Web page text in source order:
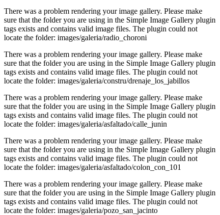
There was a problem rendering your image gallery. Please make
sure that the folder you are using in the Simple Image Gallery plugin
tags exists and contains valid image files. The plugin could not
locate the folder: images/galeria/radio_choroni
There was a problem rendering your image gallery. Please make
sure that the folder you are using in the Simple Image Gallery plugin
tags exists and contains valid image files. The plugin could not
locate the folder: images/galeria/constru/drenaje_los_jabillos
There was a problem rendering your image gallery. Please make
sure that the folder you are using in the Simple Image Gallery plugin
tags exists and contains valid image files. The plugin could not
locate the folder: images/galeria/asfaltado/calle_junin
There was a problem rendering your image gallery. Please make
sure that the folder you are using in the Simple Image Gallery plugin
tags exists and contains valid image files. The plugin could not
locate the folder: images/galeria/asfaltado/colon_con_101
There was a problem rendering your image gallery. Please make
sure that the folder you are using in the Simple Image Gallery plugin
tags exists and contains valid image files. The plugin could not
locate the folder: images/galeria/pozo_san_jacinto